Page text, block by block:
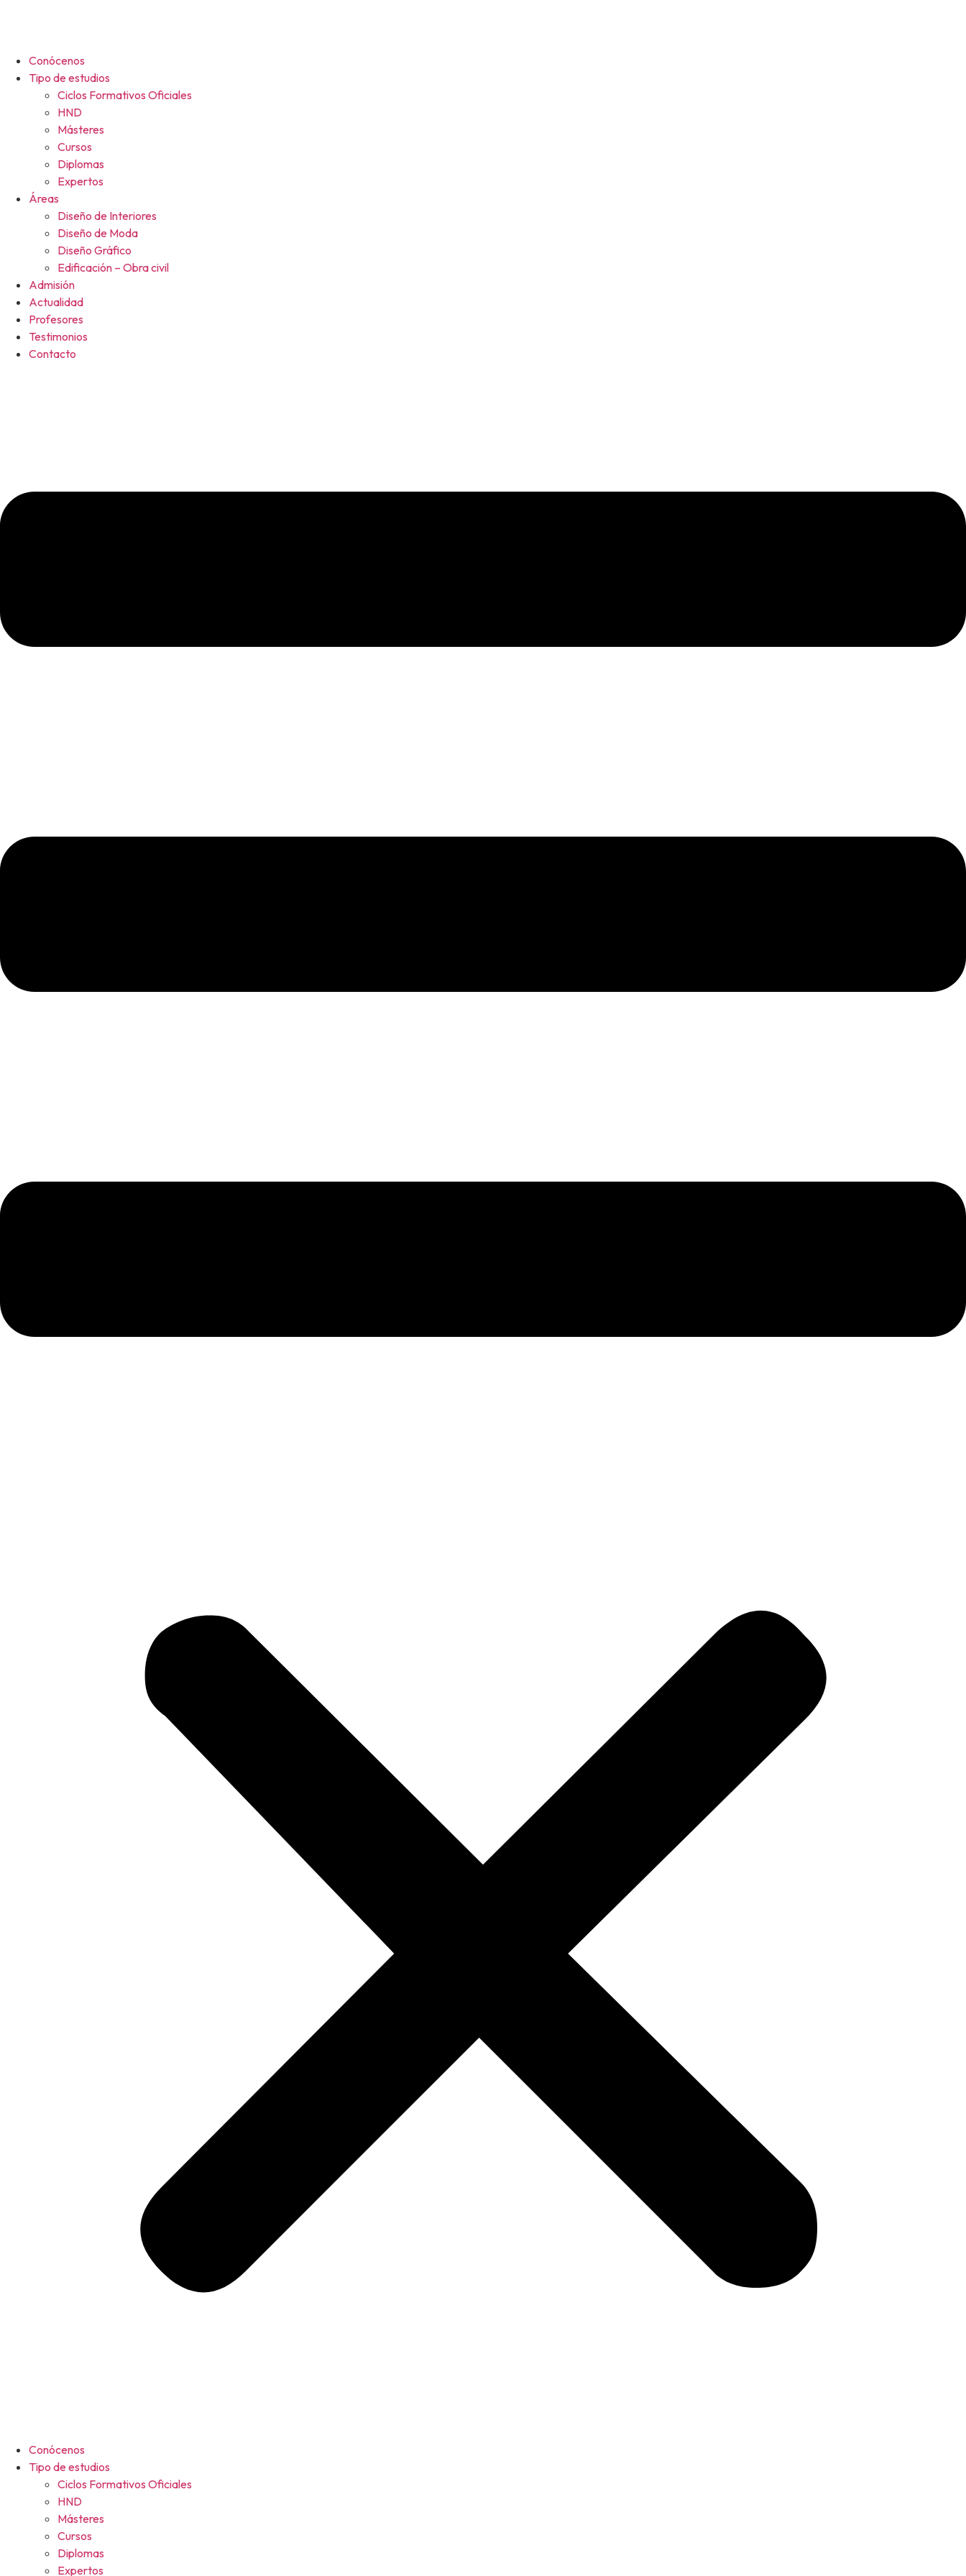
Conócenos
Tipo de estudios
Ciclos Formativos Oficiales
HND
Másteres
Cursos
Diplomas
Expertos
Áreas
Diseño de Interiores
Diseño de Moda
Diseño Gráfico
Edificación – Obra civil
Admisión
Actualidad
Profesores
Testimonios
Contacto
Conócenos
Tipo de estudios
Ciclos Formativos Oficiales
HND
Másteres
Cursos
Diplomas
Expertos